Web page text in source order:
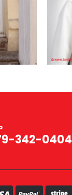
342-0404